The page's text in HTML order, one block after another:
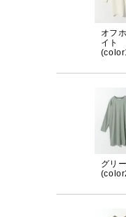
オフ
イト
グリ